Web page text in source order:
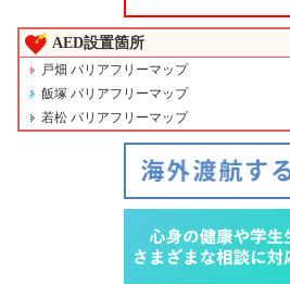
AED設置箇所
戸畑 バリアフリーマップ
飯塚 バリアフリーマップ
若松 バリアフリーマップ